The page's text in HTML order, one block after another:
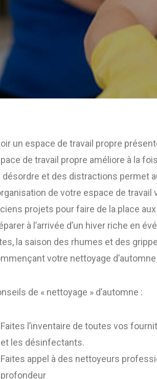
un espace de travail propre
de travail propre améliore à la
désordre et des distractions permet
de votre espace de
projets pour faire de la place
à l’arrivée d’un hiver riche en
la saison des rhumes et des
votre nettoyage d’automne
de « nettoyage » d’automne :
Faites l’inventaire de toutes vos
et les désinfectants.
Faites appel à des nettoyeurs
profondeur